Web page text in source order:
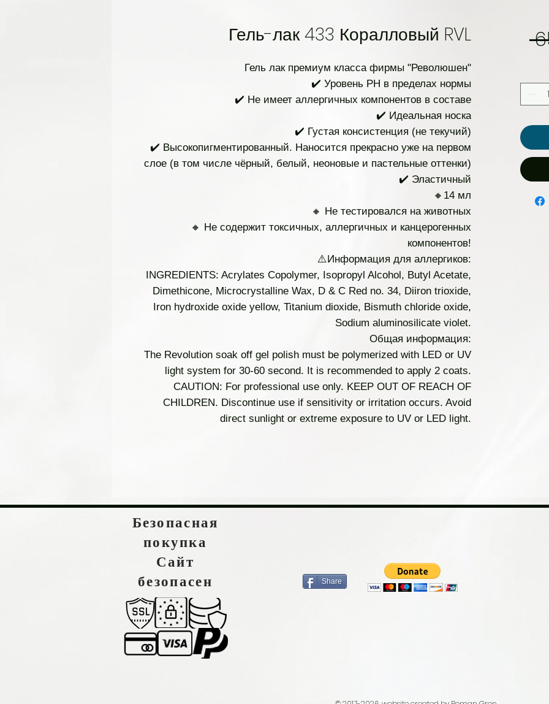
Гель-лак 433 Коралловый RVL
Гель лак премиум класса фирмы "Революшен"
✔️ Уровень PH в пределах нормы
✔️ Не имеет аллергичных компонентов в составе
✔️ Идеальная носка
✔️ Густая консистенция (не текучий)
✔️ Высокопигментированный. Наносится прекрасно уже на первом
слое (в том числе чёрный, белый, неоновые и пастельные оттенки)
✔️ Эластичный
🔸14 мл
🔸 Не тестировался на животных
🔸 Не содержит токсичных, аллергичных и канцерогенных
компонентов!
⚠️Информация для аллергиков:
INGREDIENTS: Acrylates Copolymer, Isopropyl Alcohol, Butyl Acetate,
Dimethicone, Microcrystalline Wax, D & C Red no. 34, Diiron trioxide,
Iron hydroxide oxide yellow, Titanium dioxide, Bismuth chloride oxide,
Sodium aluminosilicate violet.
Общая информация:
The Revolution soak off gel polish must be polymerized with LED or UV
light system for 30-60 second. It is recommended to apply 2 coats.
CAUTION: For professional use only. KEEP OUT OF REACH OF
CHILDREN. Discontinue use if sensitivity or irritation occurs. Avoid
direct sunlight or extreme exposure to UV or LED light.
Безопасная
покупка
Сайт
безопасен
Share